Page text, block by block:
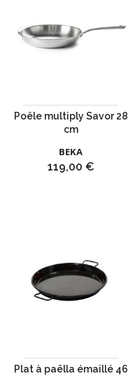
Poêle multiply Savor 28
cm
BEKA
Prix
119,00 €
Plat à paëlla émaillé 46